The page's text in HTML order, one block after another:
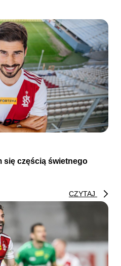
się częścią świetnego
CZYTAJ